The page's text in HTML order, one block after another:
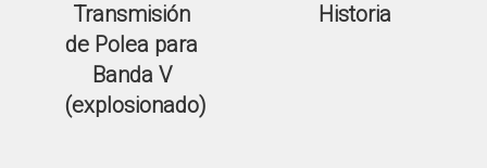
Transmisión
de Polea para
Banda V
(explosionado)
Historia